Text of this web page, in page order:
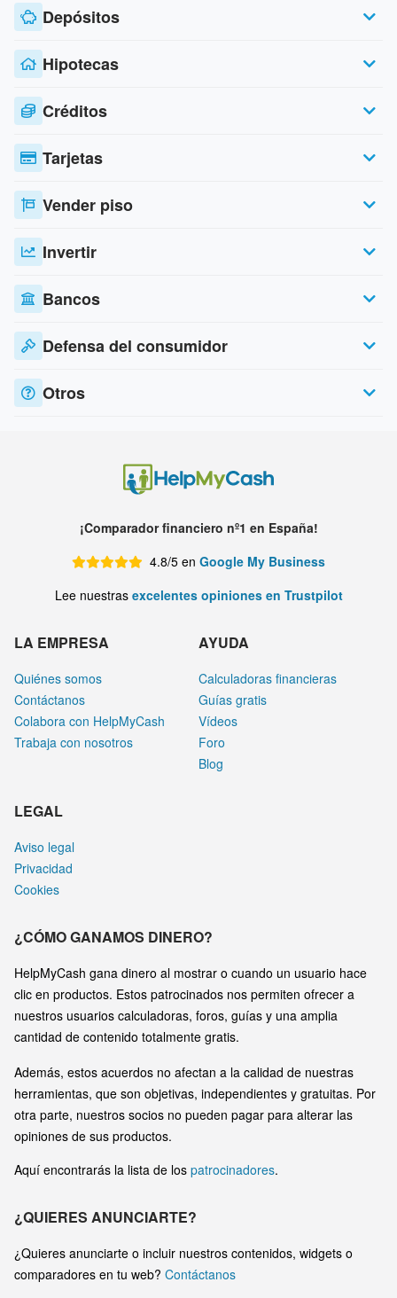
Depósitos
Hipotecas
Créditos
Tarjetas
Vender piso
Invertir
Bancos
Defensa del consumidor
Otros
¡Comparador financiero nº1 en España!
4.8/5 en Google My Business
Lee nuestras excelentes opiniones en Trustpilot
LA EMPRESA
Quiénes somos
Contáctanos
Colabora con HelpMyCash
Trabaja con nosotros
AYUDA
Calculadoras financieras
Guías gratis
Vídeos
Foro
Blog
LEGAL
Aviso legal
Privacidad
Cookies
¿CÓMO GANAMOS DINERO?
HelpMyCash gana dinero al mostrar o cuando un usuario hace
clic en productos. Estos patrocinados nos permiten ofrecer a
nuestros usuarios calculadoras, foros, guías y una amplia
cantidad de contenido totalmente gratis.
Además, estos acuerdos no afectan a la calidad de nuestras
herramientas, que son objetivas, independientes y gratuitas. Por
otra parte, nuestros socios no pueden pagar para alterar las
opiniones de sus productos.
Aquí encontrarás la lista de los patrocinadores.
¿QUIERES ANUNCIARTE?
¿Quieres anunciarte o incluir nuestros contenidos, widgets o
comparadores en tu web? Contáctanos